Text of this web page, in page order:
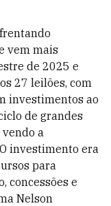
vem mais
de 2025 e
27 leilões, com
investimentos ao
de grandes
vendo a
investimento era
para
concessões e
Nelson